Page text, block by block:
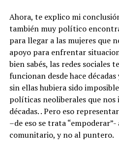
Ahora, te explico mi
también muy político
para llegar a las mujeres que
apoyo para enfrentar
bien sabés, las redes sociales
funcionan desde hace
sin ellas hubiera sido
políticas neoliberales que nos
décadas. . Pero eso
–de eso se trata
comunitario, y no al puntero.